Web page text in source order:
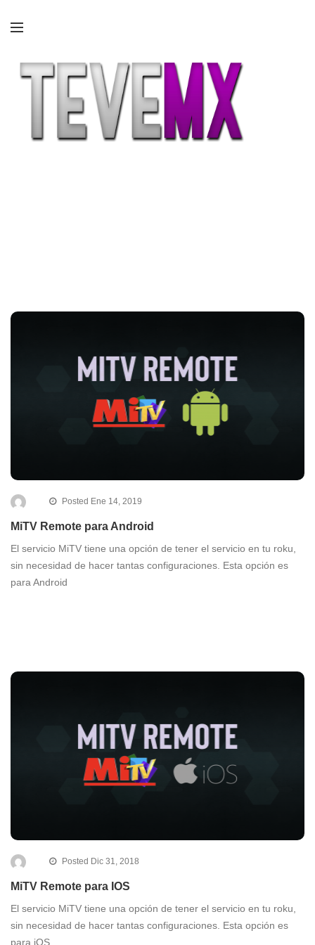
Posted Ene 14, 2019
MiTV Remote para Android
El servicio MiTV tiene una opción de tener el servicio en tu roku,
sin necesidad de hacer tantas configuraciones. Esta opción es
para Android
Posted Dic 31, 2018
MiTV Remote para IOS
El servicio MiTV tiene una opción de tener el servicio en tu roku,
sin necesidad de hacer tantas configuraciones. Esta opción es
para iOS